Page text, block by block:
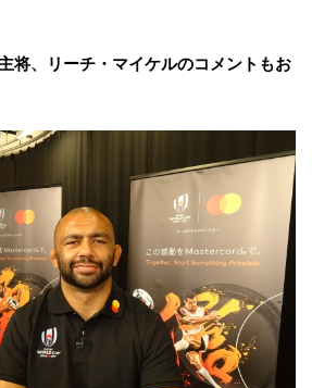
将、リーチ・マイケルのコメントもお